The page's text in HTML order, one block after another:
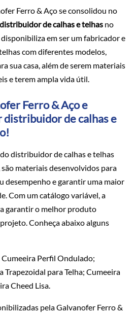
Ferro & Aço se consolidou no
distribuidor de calhas e telhas no
em ser um fabricador e
com diferentes modelos,
sua casa, além de serem materiais
e terem ampla vida útil.
Ferro & Aço e
distribuidor de calhas e
distribuidor de calhas e telhas
materiais desenvolvidos para
desempenho e garantir uma maior
Com um catálogo variável, a
garantir o melhor produto
Conheça abaixo alguns
Perfil Ondulado;
Trapezoidal para Telha; Cumeeira
Cheed Lisa.
pela Galvanofer Ferro &